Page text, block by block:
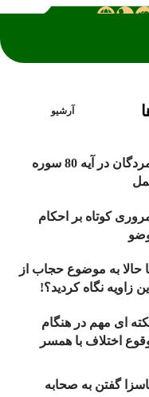
آرشیو
مردگان در آیه 80 سوره
کوتاه بر احکام
حالا به موضوع حجاب از
این زاویه نگاه کردید؟!
ای مهم در هنگام
اختلاف با همسر
گفتن به صحابه